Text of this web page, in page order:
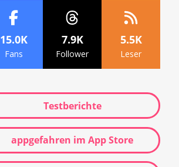
15.0K
Fans
7.9K
Follower
5.5K
Leser
Testberichte
appgefahren im App Store